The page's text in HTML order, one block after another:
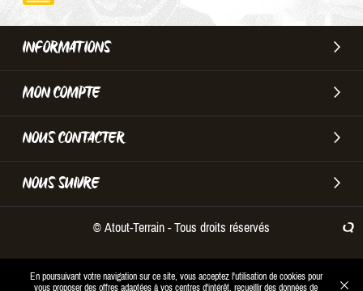
INFORMATIONS
MON COMPTE
NOUS CONTACTER
NOUS SUIVRE
En poursuivant votre navigation sur ce site, vous acceptez l'utilisation de cookies pour
vous proposer des offres adaptées à vos centres d'intérêt, recueillir des données de
© Atout-Terrain - Tous droits réservés